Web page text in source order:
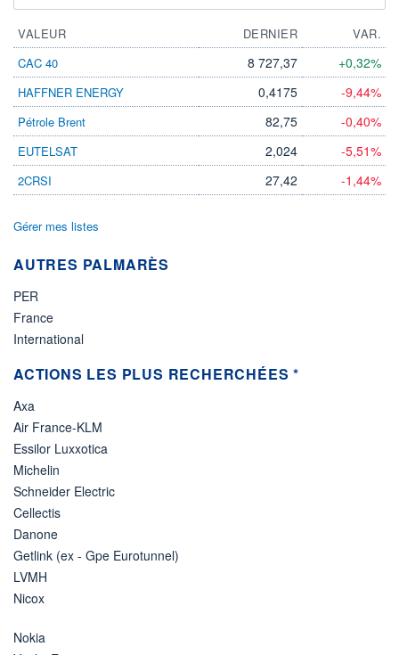
VALEUR DERNIER
VAR.
CAC 40
8 727,37 +0,32%
HAFFNER ENERGY 0,4175 -9,44%
Pétrole Brent 82,75 -0,40%
EUTELSAT 2,024 -5,51%
2CRSI 27,42 -1,44%
Gérer mes listes
AUTRES PALMARÈS
PER
France
International
ACTIONS LES PLUS RECHERCHÉES *
Axa
Air France-KLM
Essilor Luxxotica
Michelin
Schneider Electric
Cellectis
Danone
Getlink (ex - Gpe Eurotunnel)
LVMH
Nicox
Nokia